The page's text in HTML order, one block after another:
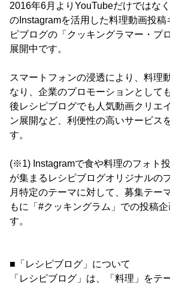
2016年6月よりYouTubeだけではな
のInstagramを活用した料理動画投稿
ピブログの「クッキングラマー・プ
展開中です。
スマートフォンの浸透により、料理
なり、企業のプロモーションとして
後レシピブログでも人気動画クリエ
ン展開など、利便性の高いサービス
す。
(※1) Instagramで食や料理のフォト
が集まるレシピブログオリジナルの
月特定のテーマに対して、募集テー
もに「#クッキングラム」での投稿
す。
■「レシピブログ」について
「レシピブログ」は、「料理」をテ